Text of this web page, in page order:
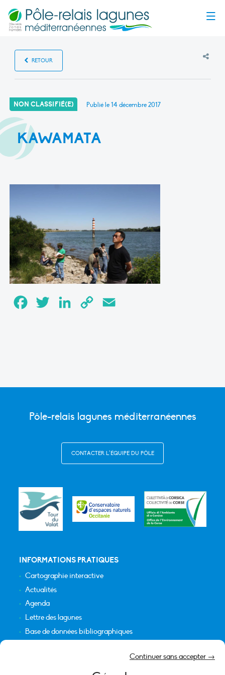
Continuer sans accepter →
RETOUR
NON CLASSIFIÉ(E) Publié le14 décembre 2017
KAWAMATA
FacebookTwitter LinkedInCopy
Pôle-relais lagunes méditerranéennes
CONTACTER L’ÉQUIPE DU PÔLE
INFORMATIONS PRATIQUES
Cartographie interactive
Actualités
Agenda
Lettre des lagunes
Base de données bibliographiques